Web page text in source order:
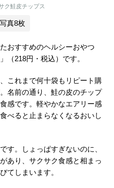
ク鮭皮チップス
写真8枚
おすすめのヘルシーおやつ
（218円・税込）です。
これまで何十袋もリピート購
名前の通り、鮭の皮のチップ
感です。軽やかなエアリー感
べると止まらなくなるおいし
す。しょっぱすぎないのに、
あり、サクサク食感と相まっ
てしまいます。